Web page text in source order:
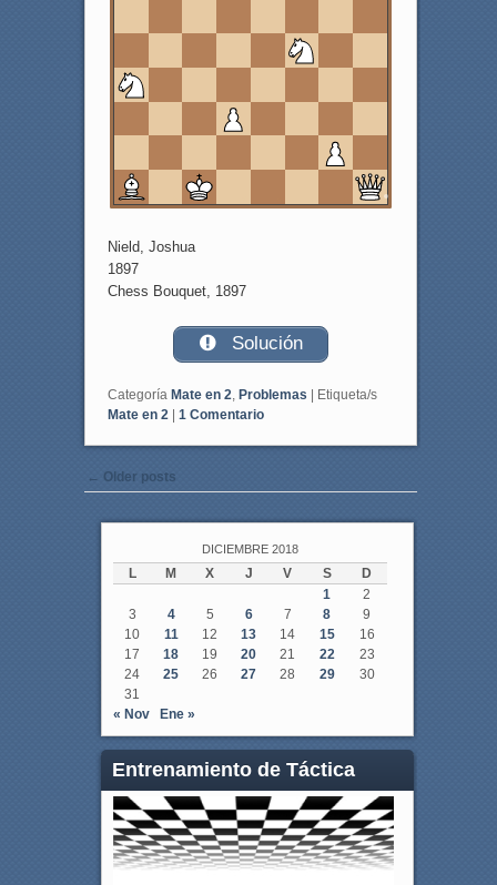
a h
Nield, Joshua
1897
Chess Bouquet, 1897
Solución
Categoría Mate en 2 Problemas | Etiqueta/s
Mate en 2 | 1 Comentario
Post navigation
← Older posts
DICIEMBRE 2018
L M X J V S
D
1
2
3
4 5 6 7 8
9
10
11 12 13 14 15
16
17
18 19 20 21 22
23
24
25 26 27 28 29
30
31
« Nov
Ene »
Entrenamiento de Táctica